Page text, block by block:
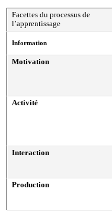
Facettes du processus de
l’apprentissage
Information
Motivation
Activité
Interaction
Production